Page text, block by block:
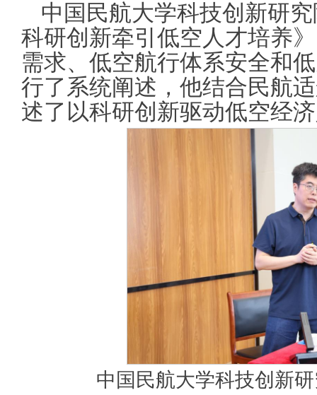
中国民航大学科技创新研
科研创新牵引低空人才培养
需求、低空航行体系安全和
行了系统阐述，他结合民航
述了以科研创新驱动低空经
中国民航大学科技创新